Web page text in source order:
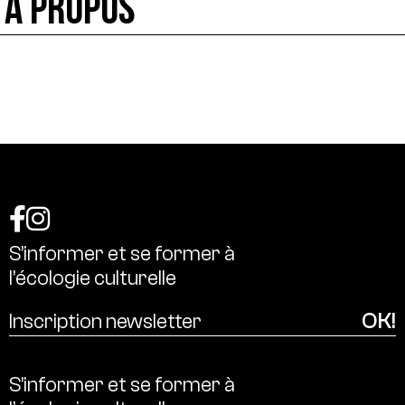
À PROPOS
S’informer et se former à
l’écologie culturelle
S’informer et se former à